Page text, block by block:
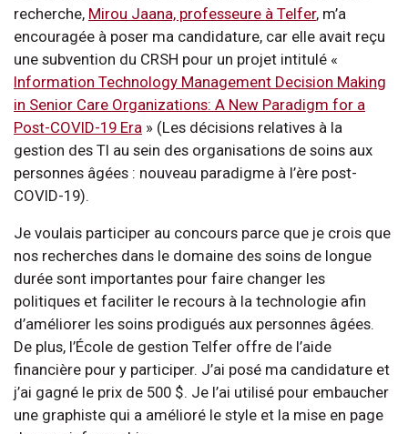
recherche, Mirou Jaana, professeure à Telfer, m’a
encouragée à poser ma candidature, car elle avait reçu
une subvention du CRSH pour un projet intitulé «
Information Technology Management Decision Making
in Senior Care Organizations: A New Paradigm for a
Post-COVID-19 Era » (Les décisions relatives à la
gestion des TI au sein des organisations de soins aux
personnes âgées : nouveau paradigme à l’ère post-
COVID-19).
Je voulais participer au concours parce que je crois que
nos recherches dans le domaine des soins de longue
durée sont importantes pour faire changer les
politiques et faciliter le recours à la technologie afin
d’améliorer les soins prodigués aux personnes âgées.
De plus, l’École de gestion Telfer offre de l’aide
financière pour y participer. J’ai posé ma candidature et
j’ai gagné le prix de 500 $. Je l’ai utilisé pour embaucher
une graphiste qui a amélioré le style et la mise en page